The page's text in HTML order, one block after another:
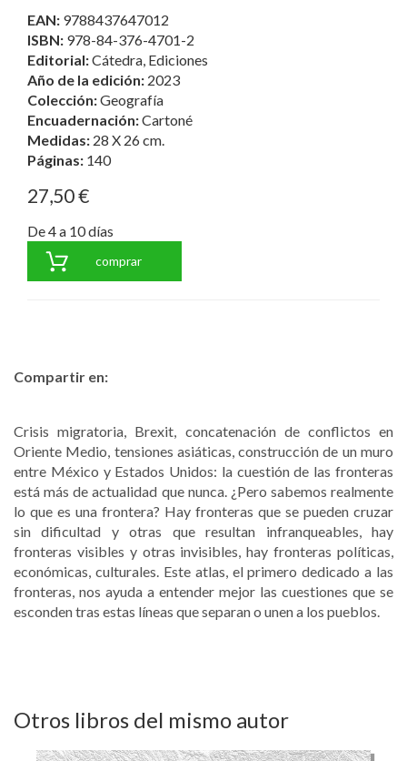
EAN: 9788437647012
ISBN: 978-84-376-4701-2
Editorial:Cátedra, Ediciones
Año de la edición: 2023
Colección:Geografía
Encuadernación:Cartoné
Medidas: 28 X 26 cm.
Páginas: 140
27,50 €
De 4 a 10 días
comprar
Compartir en:
Crisis migratoria, Brexit, concatenación de conflictos en
Oriente Medio, tensiones asiáticas, construcción de un muro
entre México y Estados Unidos: la cuestión de las fronteras
está más de actualidad que nunca. ¿Pero sabemos realmente
lo que es una frontera? Hay fronteras que se pueden cruzar
sin dificultad y otras que resultan infranqueables, hay
fronteras visibles y otras invisibles, hay fronteras políticas,
económicas, culturales. Este atlas, el primero dedicado a las
fronteras, nos ayuda a entender mejor las cuestiones que se
esconden tras estas líneas que separan o unen a los pueblos.
Otros libros del mismo autor